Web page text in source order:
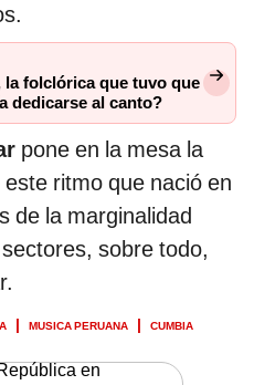
la folclórica que tuvo que
dedicarse al canto?
pone en la mesa la
ritmo que nació en
de la marginalidad
sobre todo,
MUSICA PERUANA CUMBIA
en